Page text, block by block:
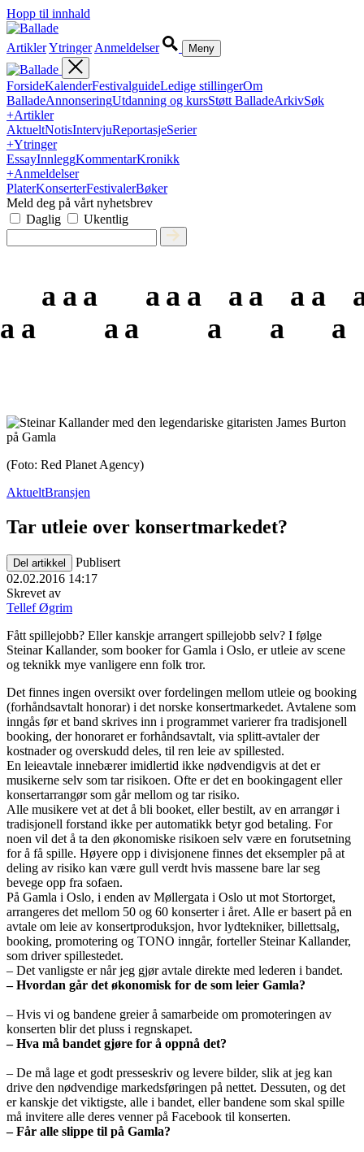
Hopp til innhald
ArtiklerYtringer Anmeldelser Meny
ForsideKalenderFestivalguideLedige stillingerOm
BalladeAnnonseringUtdanning og kursStøtt BalladeArkivSøk
+Artikler
AktueltNotisIntervjuReportasjeSerier
+Ytringer
EssayInnleggKommentarKronikk
+Anmeldelser
PlaterKonserterFestivalerBøker
Meld deg på vårt nyhetsbrev
Daglig
Ukentlig
a
a
a
a
a
a
a
(Foto: Red Planet Agency)
AktueltBransjen
Tar utleie over konsertmarkedet?
Del artikkel
Publisert
02.02.2016 14:17
Skrevet av
Tellef Øgrim
Fått spillejobb? Eller kanskje arrangert spillejobb selv? I følge
Steinar Kallander, som booker for Gamla i Oslo, er utleie av scene
og teknikk mye vanligere enn folk tror.
Det finnes ingen oversikt over fordelingen mellom utleie og booking
(forhåndsavtalt honorar) i det norske konsertmarkedet. Avtalene som
inngås før et band skrives inn i programmet varierer fra tradisjonell
booking, der honoraret er forhåndsavtalt, via splitt-avtaler der
kostnader og overskudd deles, til ren leie av spillested.
En leieavtale innebærer imidlertid ikke nødvendigvis at det er
musikerne selv som tar risikoen. Ofte er det en bookingagent eller
konsertarrangør som går mellom og tar risiko.
Alle musikere vet at det å bli booket, eller bestilt, av en arrangør i
tradisjonell forstand ikke per automatikk betyr god betaling. For
noen vil det å ta den økonomiske risikoen selv være en forutsetning
for å få spille. Høyere opp i divisjonene finnes det eksempler på at
deling av risiko kan være gull verdt hvis massene bare lar seg
bevege opp fra sofaen.
På Gamla i Oslo, i enden av Møllergata i Oslo ut mot Stortorget,
arrangeres det mellom 50 og 60 konserter i året. Alle er basert på en
avtale om leie av konsertproduksjon, hvor lydtekniker, billettsalg,
booking, promotering og TONO inngår, forteller Steinar Kallander,
som driver spillestedet.
– Det vanligste er når jeg gjør avtale direkte med lederen i bandet.
– Hvordan går det økonomisk for de som leier Gamla?
– Hvis vi og bandene greier å samarbeide om promoteringen av
konserten blir det pluss i regnskapet.
– Hva må bandet gjøre for å oppnå det?
– De må lage et godt presseskriv og levere bilder, slik at jeg kan
drive den nødvendige markedsføringen på nettet. Dessuten, og det
er kanskje det viktigste, alle i bandet, eller bandene som skal spille
må invitere alle deres venner på Facebook til konserten.
– Får alle slippe til på Gamla?